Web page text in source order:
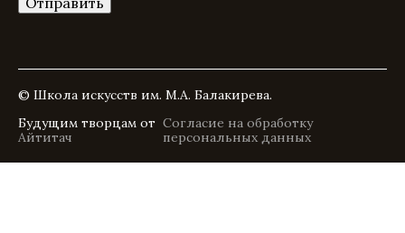
© Школа искусств им. М.А. Балакирева.
Будущим творцам от
Айтитач
Согласие на обработку
персональных данных